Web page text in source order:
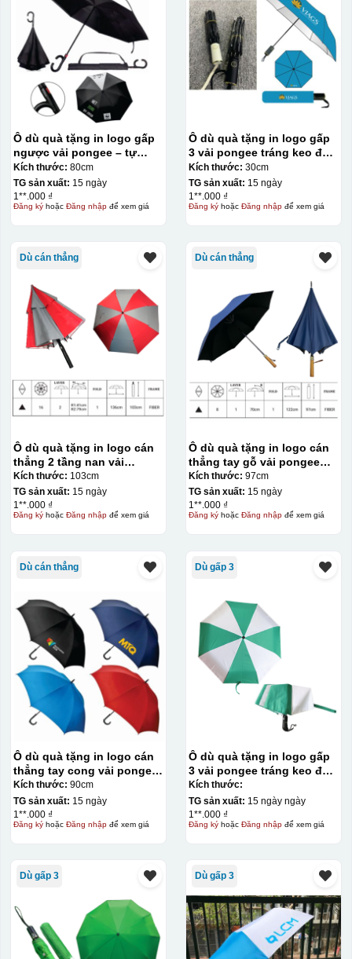
Ô dù quà tặng in logo gấp
ngược vải pongee – tự
động 1 chiều R59cm KQ-
OD25
Kích thước: 80cm
TG sản xuất: 15 ngày
1**.000 ₫
Đăng kýhoặc Đăng nhậpđể xem giá
Ô dù quà tặng in logo gấp
3 vải pongee tráng keo đen
– tự động 2 chiều R55cm
KQ-OD17
Kích thước: 30cm
TG sản xuất: 15 ngày
1**.000 ₫
Đăng kýhoặc Đăng nhậpđể xem giá
Dù cán thẳng
Ô dù quà tặng in logo cán
thẳng 2 tầng nan vải
pongee tráng keo đen
R79cm KQ-OD06
Kích thước: 103cm
TG sản xuất: 15 ngày
1**.000 ₫
Đăng kýhoặc Đăng nhậpđể xem giá
Dù cán thẳng
Ô dù quà tặng in logo cán
thẳng tay gỗ vải pongee
tráng keo đen R70cm KQ-
OD05
Kích thước: 97cm
TG sản xuất: 15 ngày
1**.000 ₫
Đăng kýhoặc Đăng nhậpđể xem giá
Dù cán thẳng
Ô dù quà tặng in logo cán
thẳng tay cong vải pongee
tráng keo đen R70 KQ-
OD04
Kích thước: 90cm
TG sản xuất: 15 ngày
1**.000 ₫
Đăng kýhoặc Đăng nhậpđể xem giá
Dù gấp 3
Ô dù quà tặng in logo gấp
3 vải pongee tráng keo đen
– tự động 2 chiều KQ-OD15
Kích thước:
TG sản xuất: 15 ngày ngày
1**.000 ₫
Đăng kýhoặc Đăng nhậpđể xem giá
Dù gấp 3 Dù gấp 3